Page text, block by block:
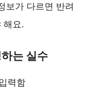
보가 다르면 반려
해요.
는 실수
력함